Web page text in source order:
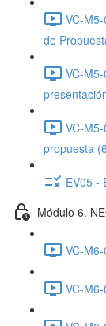
VC-
de
VC-
VC-
propuesta
EV05 -
Módulo 6.
VC-
VC-